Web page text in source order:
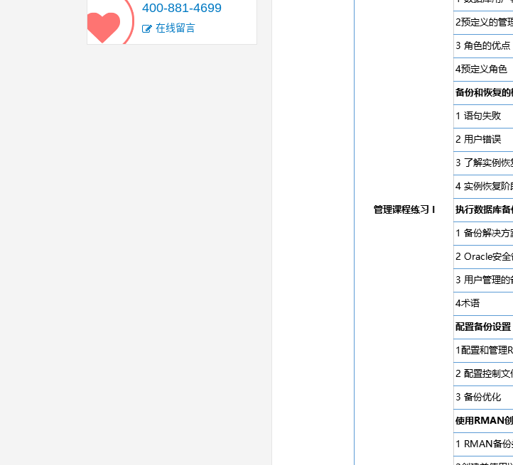
400-881-4699
在线留言